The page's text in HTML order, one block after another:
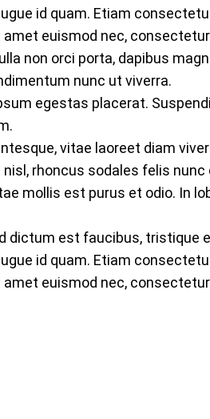
id quam. Etiam
amet euismod nec,
non orci porta, dapibus
nunc ut viverra.
egestas placerat.
vitae laoreet diam
rhoncus sodales felis
mollis est purus et odio. In
dictum est faucibus,
id quam. Etiam
amet euismod nec,